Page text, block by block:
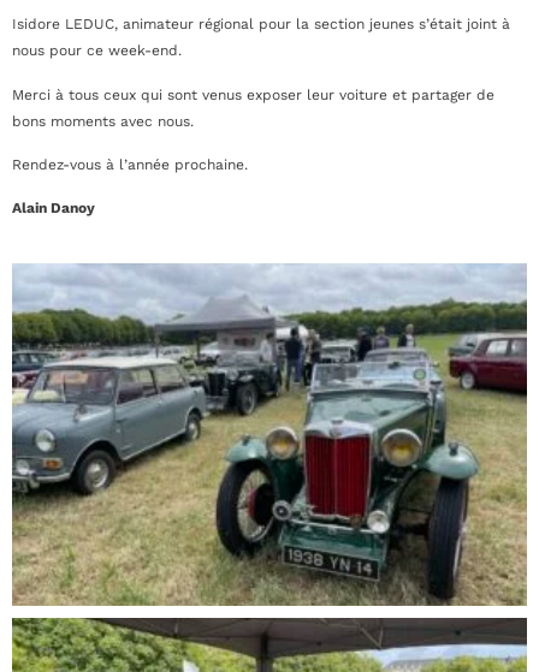
Isidore LEDUC, animateur régional pour la section jeunes s’était joint à
nous pour ce week-end.
Merci à tous ceux qui sont venus exposer leur voiture et partager de
bons moments avec nous.
Rendez-vous à l’année prochaine.
Alain Danoy